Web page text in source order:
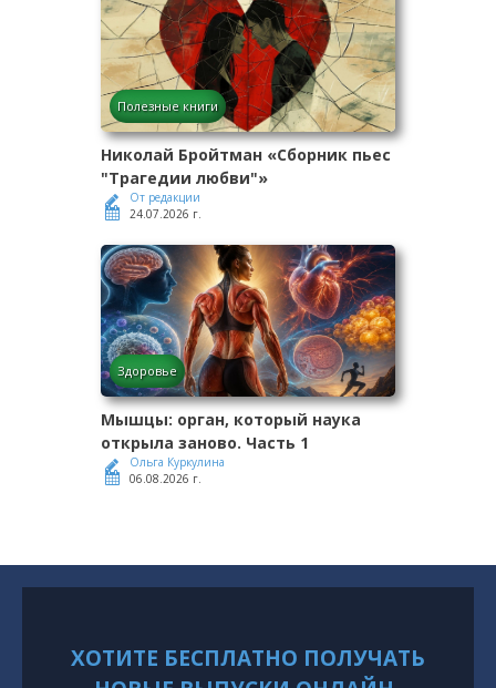
Полезные книги
Николай Бройтман «Сборник пьес
"Трагедии любви"»
От редакции
24.07.2026 г.
Здоровье
Мышцы: орган, который наука
открыла заново. Часть 1
Ольга Куркулина
06.08.2026 г.
ХОТИТЕ БЕСПЛАТНО ПОЛУЧАТЬ